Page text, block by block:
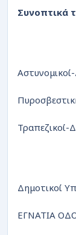
Συνοπτικά
Δημοτικοί
ΕΓΝΑΤIΑ